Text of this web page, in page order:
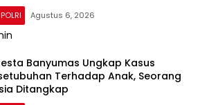
Agustus 6, 2026
Banyumas Ungkap Kasus
Terhadap Anak, Seorang
Ditangkap